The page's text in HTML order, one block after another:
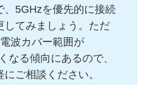
、5GHzを優先的に接続
してみましょう。ただ
波カバー範囲が
なる傾向にあるので、
ご相談ください。